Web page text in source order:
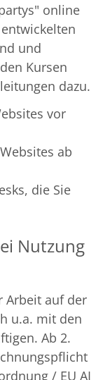
online
und
Kursen
dazu.
vor
ab
die Sie
Nutzung
Arbeit auf der
u.a. mit den
Ab 2.
/ EU AI